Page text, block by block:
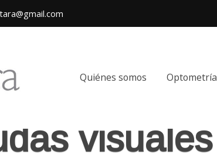
Quiénes somos Optometría
visuales